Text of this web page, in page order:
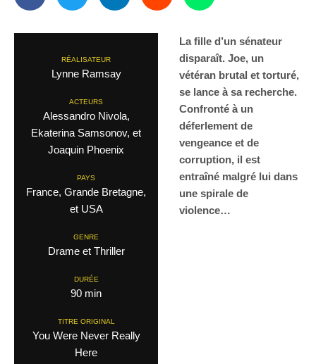
RÉALISATEUR
Lynne Ramsay
ACTEURS
Alessandro Nivola,
Ekaterina Samsonov, et
Joaquin Phoenix
PAYS
France, Grande Bretagne,
et USA
GENRE
Drame et Thriller
DURÉE
90 min
TITRE ORIGINAL
You Were Never Really
Here
La fille d’un sénateur
disparaît. Joe, un
vétéran brutal et torturé,
se lance à sa recherche.
Confronté à un
déferlement de
vengeance et de
corruption, il est
entraîné malgré lui dans
une spirale de
violence…